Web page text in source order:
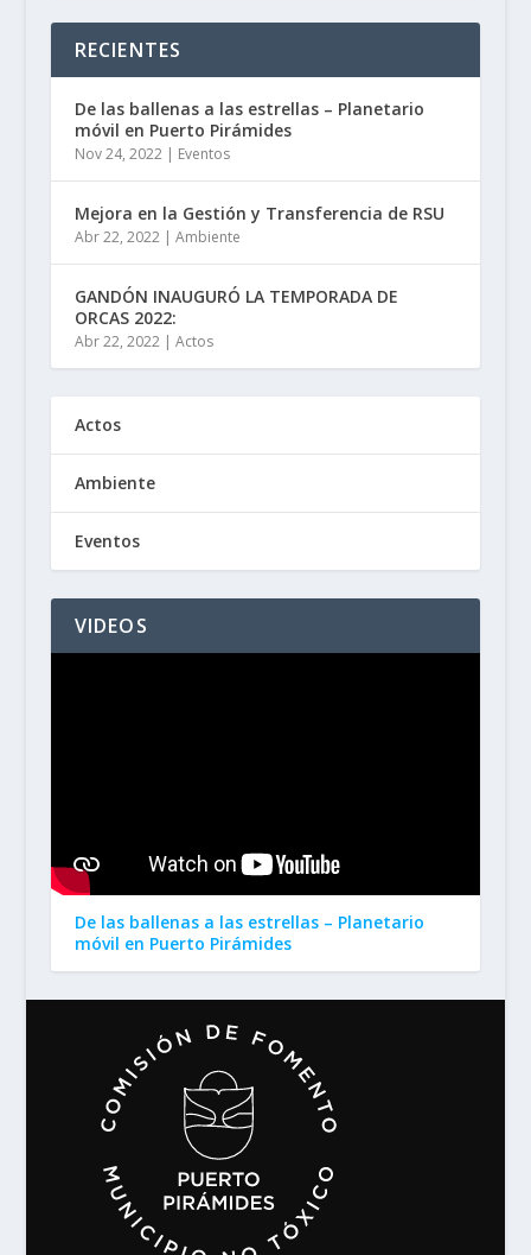
RECIENTES
De las ballenas a las estrellas – Planetario
móvil en Puerto Pirámides
Nov 24, 2022| Eventos
Mejora en la Gestión y Transferencia de RSU
Abr 22, 2022| Ambiente
GANDÓN INAUGURÓ LA TEMPORADA DE
ORCAS 2022:
Abr 22, 2022| Actos
Actos
Ambiente
Eventos
VIDEOS
De las ballenas a las estrellas – Planetario
móvil en Puerto Pirámides